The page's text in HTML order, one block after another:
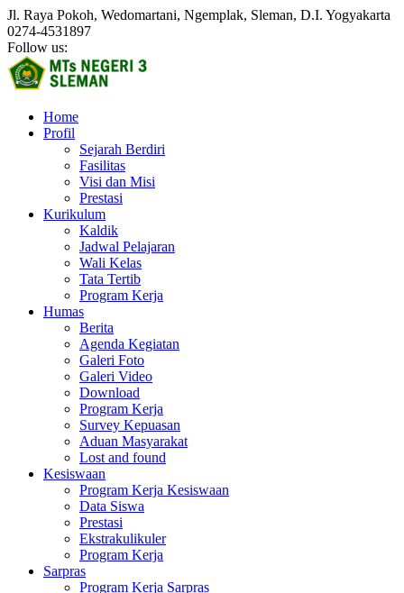
Jl. Raya Pokoh, Wedomartani, Ngemplak, Sleman, D.I. Yogyakarta
0274-4531897
Follow us:
Home
Profil
Sejarah Berdiri
Fasilitas
Visi dan Misi
Prestasi
Kurikulum
Kaldik
Jadwal Pelajaran
Wali Kelas
Tata Tertib
Program Kerja
Humas
Berita
Agenda Kegiatan
Galeri Foto
Galeri Video
Download
Program Kerja
Survey Kepuasan
Aduan Masyarakat
Lost and found
Kesiswaan
Program Kerja Kesiswaan
Data Siswa
Prestasi
Ekstrakulikuler
Program Kerja
Sarpras
Program Kerja Sarpras